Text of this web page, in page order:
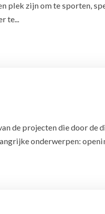
plek zijn om te sporten,
te...
de projecten die door de
onderwerpen: